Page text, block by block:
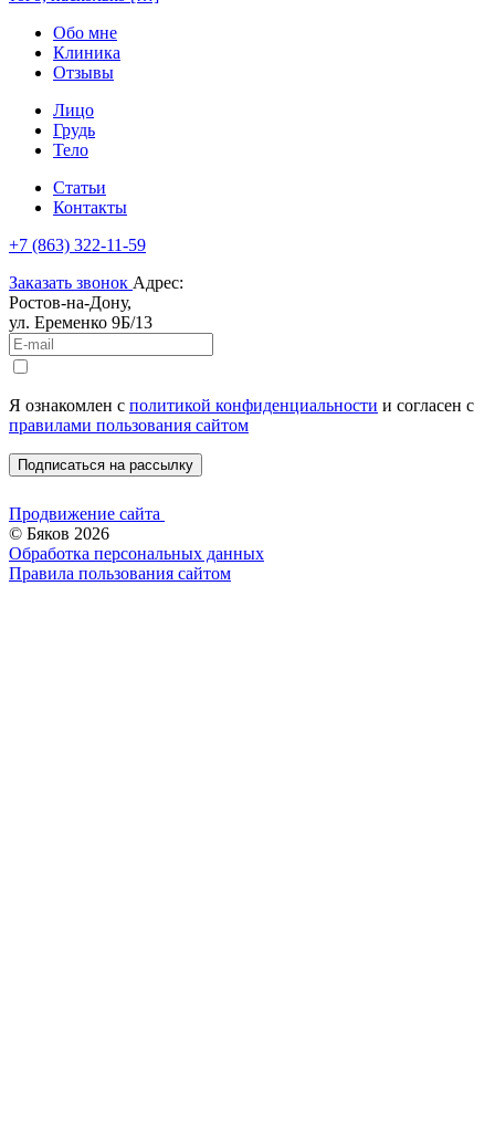
Обо мне
Клиника
Отзывы
Лицо
Грудь
Тело
Статьи
Контакты
+7 (863) 322-11-59
Заказать звонок Адрес:
Ростов-на-Дону,
ул. Еременко 9Б/13
Я ознакомлен c политикой конфиденциальности и согласен с
правилами пользования сайтом
Подписаться на рассылку
Продвижение сайта
© Бяков 2026
Обработка персональных данных
Правила пользования сайтом